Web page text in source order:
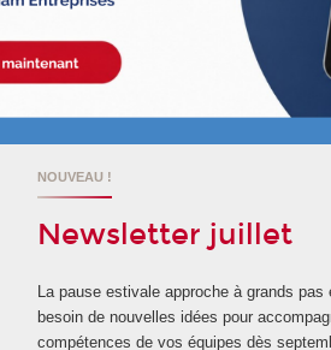
INSCRIPTIONS OUVERTES
Nouveau diplôme !
Le Cnam et Sorbonne Université
proposer un diplôme inter-universitaire
cliniques. Une formation innovante pour